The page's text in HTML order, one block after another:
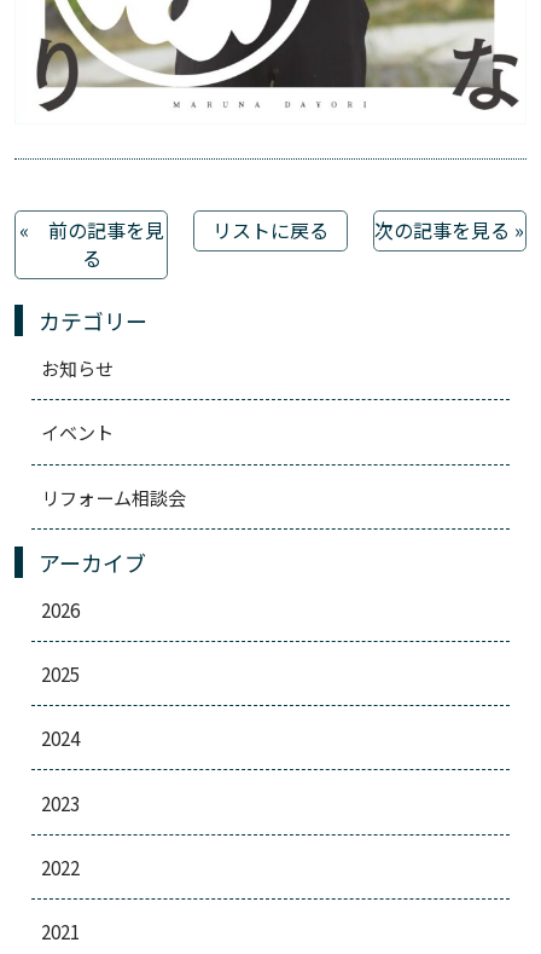
« 前の記事を見
る
リストに戻る 次の記事を見る »
カテゴリー
お知らせ
イベント
リフォーム相談会
アーカイブ
2026
2025
2024
2023
2022
2021